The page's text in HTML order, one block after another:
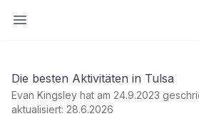
Seitenleiste öffnen
Die besten Aktivitäten in Tulsa
Evan Kingsley hat am 24.9.2023
aktualisiert: 28.6.2026